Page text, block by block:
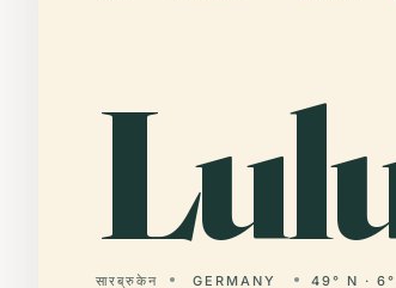
सारब्रुकेन GERMANY 49° N · 6°